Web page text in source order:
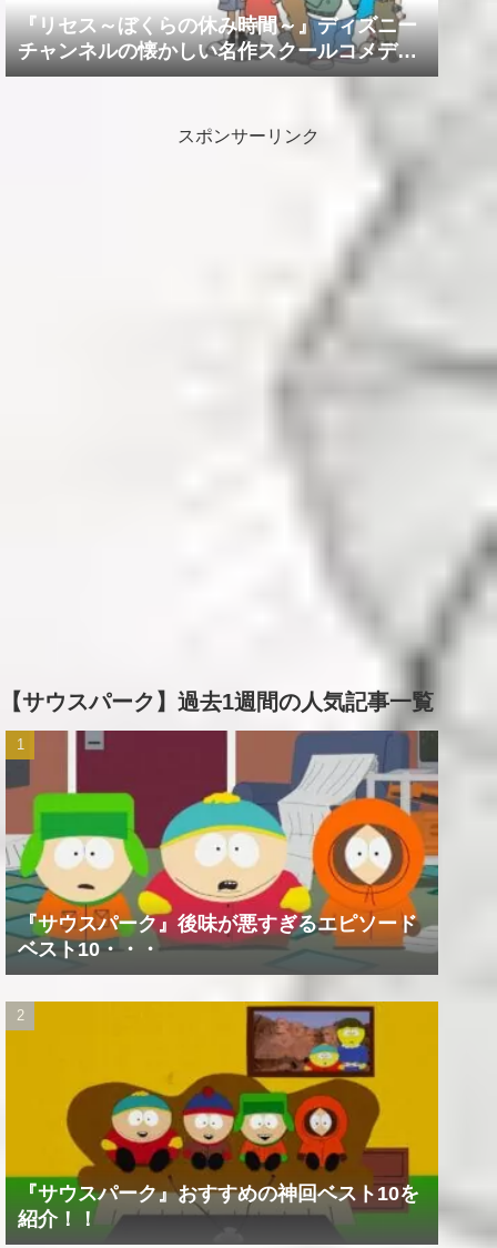
『リセス～ぼくらの休み時間～』ディズニー
チャンネルの懐かしい名作スクールコメデ
ィ！！
スポンサーリンク
【サウスパーク】過去1週間の人気記事一覧
『サウスパーク』後味が悪すぎるエピソード
ベスト10・・・
『サウスパーク』おすすめの神回ベスト10を
紹介！！